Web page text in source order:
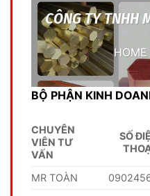
CÔNG TY TNHH
HOME
BỘ PHẬN KINH
CHUYÊN
VIÊN TƯ
VẤN
SỐ
MR TOÀN